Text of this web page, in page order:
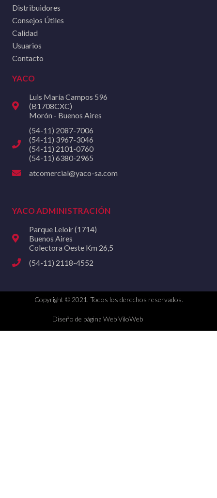
Distribuidores
Consejos Útiles
Calidad
Usuarios
Contacto
YACO
Luis María Campos 596
(B1708CXC)
Morón - Buenos Aires
(54-11) 2087-7006
(54-11) 3967-3046
(54-11) 2101-0760
(54-11) 6380-2965
atcomercial@yaco-sa.com
YACO ADMINISTRACIÓN
Parque Leloir (1714)
Buenos Aires
Colectora Oeste Km 26,5
(54-11) 2118-4552
Copyright © 2021. Todos los derechos reservados.
Diseño de página Web ViloWeb